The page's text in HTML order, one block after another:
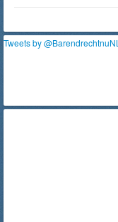
Tweets by @BarendrechtnuNL